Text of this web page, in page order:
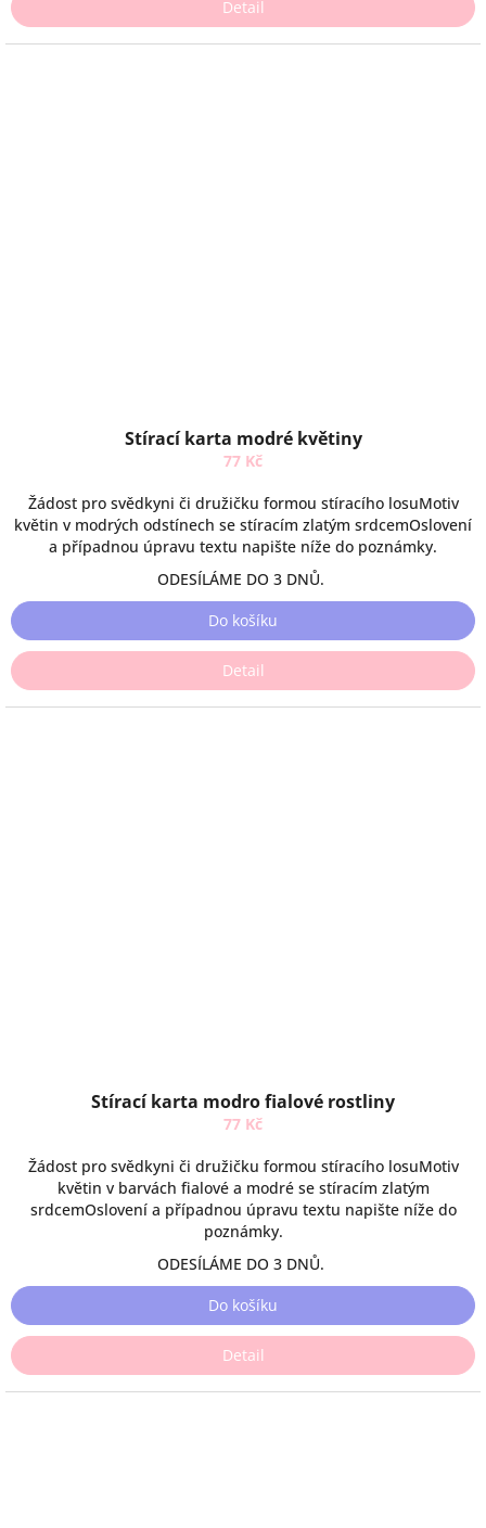
Detail
Stírací karta modré květiny
77 Kč
Žádost pro svědkyni či družičku formou stíracího losuMotiv
květin v modrých odstínech se stíracím zlatým srdcemOslovení
a případnou úpravu textu napište níže do poznámky.
ODESÍLÁME DO 3 DNŮ.
Do košíku
Detail
Stírací karta modro fialové rostliny
77 Kč
Žádost pro svědkyni či družičku formou stíracího losuMotiv
květin v barvách fialové a modré se stíracím zlatým
srdcemOslovení a případnou úpravu textu napište níže do
poznámky.
ODESÍLÁME DO 3 DNŮ.
Do košíku
Detail